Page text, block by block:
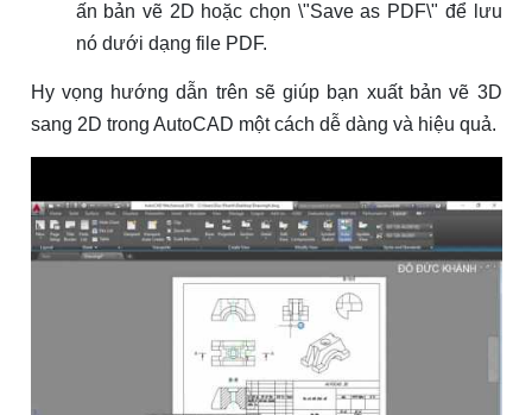
ấn bản vẽ 2D hoặc chọn \"Save as PDF\" để lưu
nó dưới dạng file PDF.
Hy vọng hướng dẫn trên sẽ giúp bạn xuất bản vẽ 3D
sang 2D trong AutoCAD một cách dễ dàng và hiệu quả.